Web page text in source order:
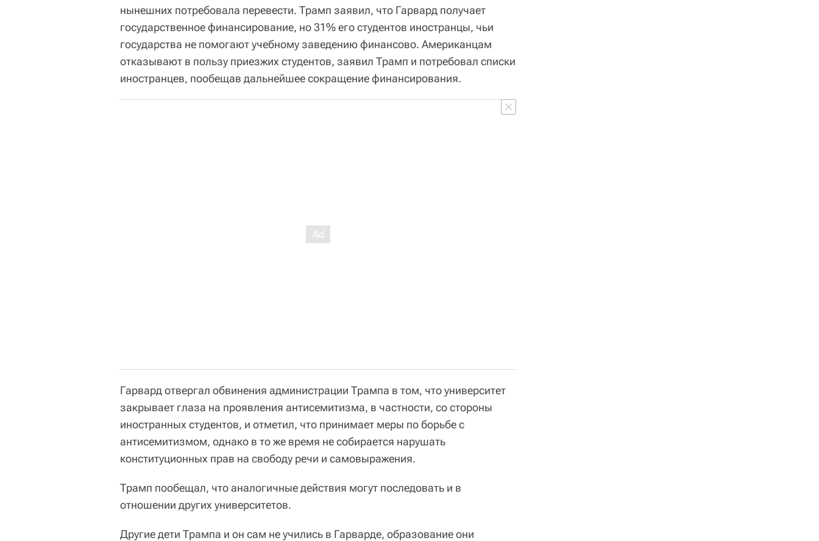
нынешних потребовала перевести. Трамп заявил, что Гарвард получает
государственное финансирование, но 31% его студентов иностранцы, чьи
государства не помогают учебному заведению финансово. Американцам
отказывают в пользу приезжих студентов, заявил Трамп и потребовал списки
иностранцев, пообещав дальнейшее сокращение финансирования.
Гарвард отвергал обвинения администрации Трампа в том, что университет
закрывает глаза на проявления антисемитизма, в частности, со стороны
иностранных студентов, и отметил, что принимает меры по борьбе с
антисемитизмом, однако в то же время не собирается нарушать
конституционных прав на свободу речи и самовыражения.
Трамп пообещал, что аналогичные действия могут последовать и в
отношении других университетов.
Другие дети Трампа и он сам не учились в Гарварде, образование они